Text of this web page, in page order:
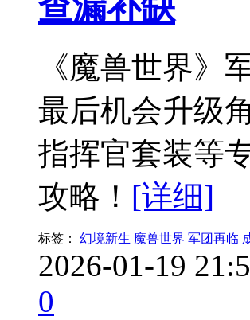
《魔兽世界》
最后机会升级
指挥官套装等
攻略！ [详细]
标签： 幻境新生 魔兽世界 军团再临
2026-01-19
0